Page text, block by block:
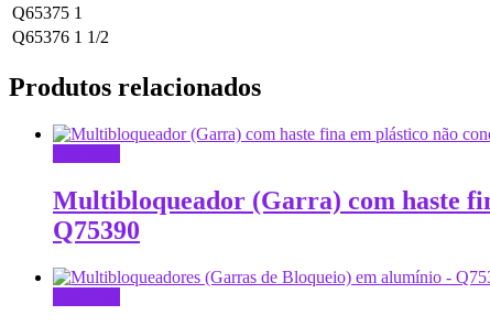
Q65375 1
Q65376 1 1/2
Produtos relacionados
Multibloqueador (Garra) com haste
Q75390